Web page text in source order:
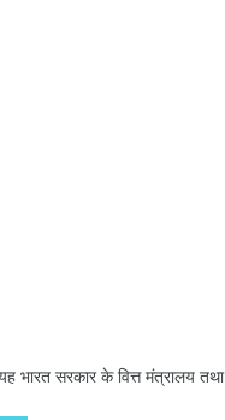
भारत सरकार के वित्त मंत्रालय तथा